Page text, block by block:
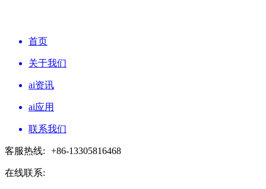
首页
关于我们
ai资讯
ai应用
联系我们
客服热线: +86-13305816468
在线联系: